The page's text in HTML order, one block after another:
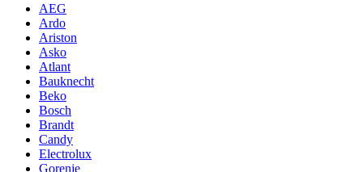
AEG
Ardo
Ariston
Asko
Atlant
Bauknecht
Beko
Bosch
Brandt
Candy
Electrolux
Gorenje